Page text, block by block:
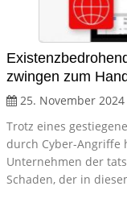
zwingen zum
25. November 2024
Trotz eines
durch Cyber-Angriffe
Unternehmen der
Schaden, der in